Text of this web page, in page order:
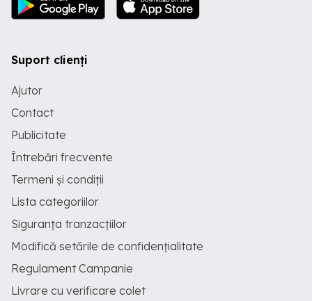
Suport clienți
Ajutor
Contact
Publicitate
Întrebări frecvente
Termeni și condiții
Lista categoriilor
Siguranța tranzacțiilor
Modifică setările de confidențialitate
Regulament Campanie
Livrare cu verificare colet